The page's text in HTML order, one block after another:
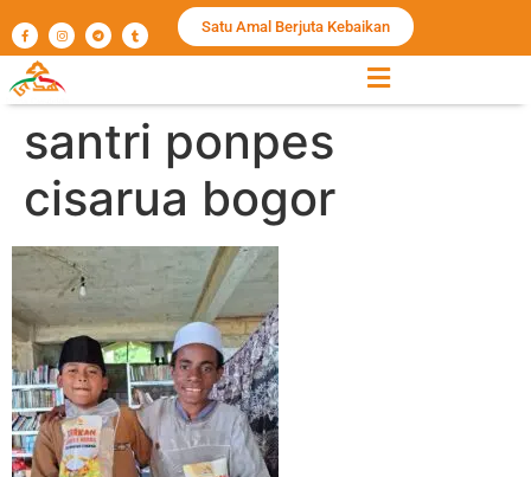
Satu Amal Berjuta Kebaikan
santri ponpes
cisarua bogor